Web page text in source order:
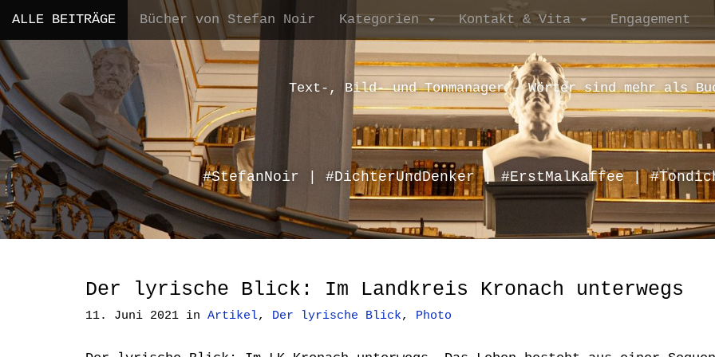
i
n
m
e
n
i
p
t
o
c
n
t
e
n
t
ALLE BEITRÄGE Bücher von Stefan Noir Kategorien Kontakt & Vita Engagement
Text-, Bild- und Tonmanager – Wörter sind mehr als
#StefanNoir | #DichterUndDenker | #ErstMalKaffee |
Der lyrische Blick: Im Landkreis Kronach unterwegs
11. Juni 2021 in Artikel, Der lyrische Blick, Photo